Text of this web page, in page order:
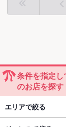
条件を指定
のお店を探す
エリアで絞る